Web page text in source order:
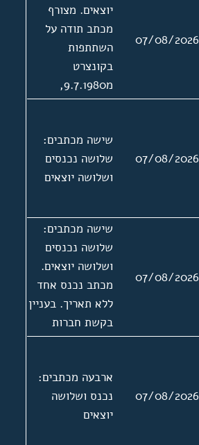
07/08/2026
יוצאים. מצורף
מכתב תודה על
השתתפות
בקונצרט
מ9.7.1980,
החתום בשמו של
לא ידוע בשם "די
געזעלשאפט פאר
יידישער מוזיק
יידישער
שרייבערס און
זשורנאליסטן אין
ישראל".
07/08/2026
שישה מכתבים:
שלושה נכנסים
ושלושה יוצאים
07/08/2026
שישה מכתבים:
שלושה נכנסים
ושלושה יוצאים.
מכתב נכנס אחד
ללא תאריך. בעניין
בקשת חברות
באגודה. מצורפות
ושתי המלצות של
י קערש 13.3.1974
ויצחק
07/08/2026
ארבעה מכתבים:
נכנס ושלושה
יוצאים